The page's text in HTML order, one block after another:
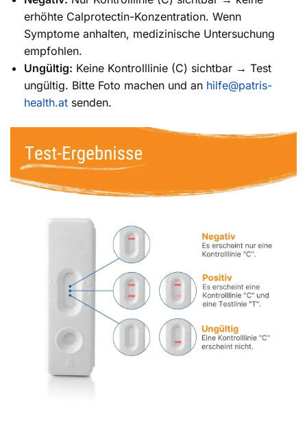
erhöhte Calprotectin-Konzentration. Wenn
Symptome anhalten, medizinische Untersuchung
empfohlen.
Ungültig: Keine Kontrolllinie (C) sichtbar → Test
ungültig. Bitte Foto machen und an hilfe@patris-
health.at senden.